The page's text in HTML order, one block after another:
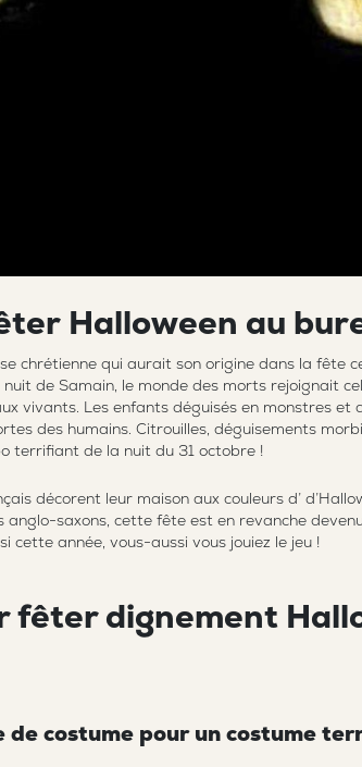
ter Halloween au bur
chrétienne qui aurait son origine dans la fête
de Samain, le monde des morts rejoignait
vivants. Les enfants déguisés en monstres et
des humains. Citrouilles, déguisements
terrifiant de la nuit du 31 octobre !
décorent leur maison aux couleurs d’
anglo-saxons, cette fête est en revanche
cette année, vous-aussi vous jouiez le jeu !
fêter dignement
de costume pour un costume